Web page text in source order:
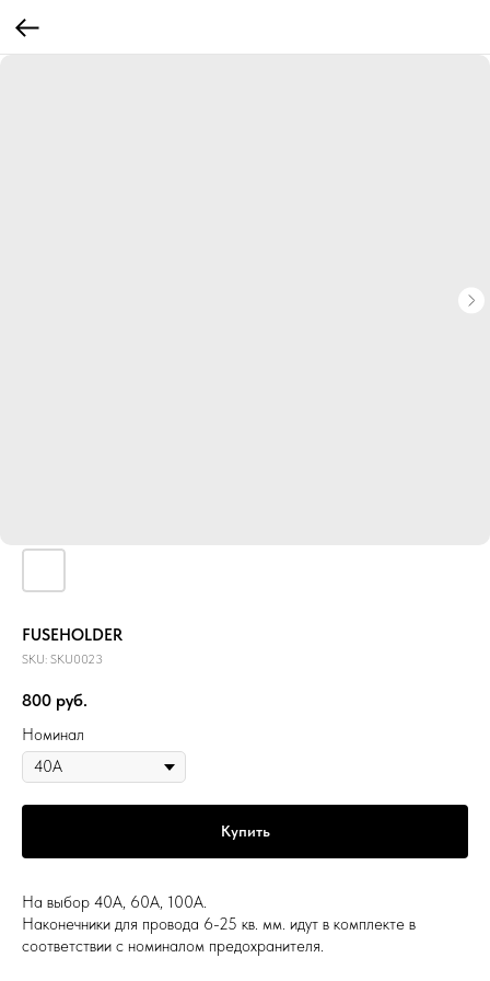
FUSEHOLDER
SKU: SKU0023
800 руб.
Номинал
Купить
На выбор 40А, 60А, 100А.
Наконечники для провода 6-25 кв. мм. идут в комплекте в
соответствии с номиналом предохранителя.